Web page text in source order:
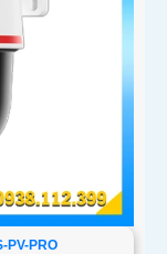
PV-PRO